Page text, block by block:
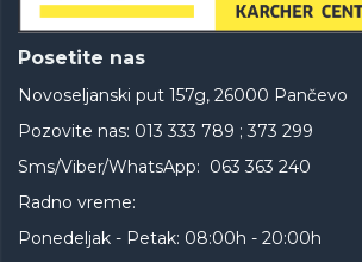
Posetite nas
Novoseljanski put 157g, 26000 Pančevo
Pozovite nas: 013 333 789 ; 373 299
Sms/Viber/WhatsApp: 063 363 240
Radno vreme:
Ponedeljak - Petak: 08:00h - 20:00h